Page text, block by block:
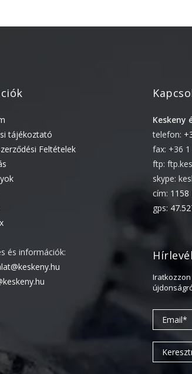
tájékoztató
Feltételek
és információk:
Keskeny
telefon:
fax: +36
ftp:
skype:
cím: 1158
gps:
Hírlevél